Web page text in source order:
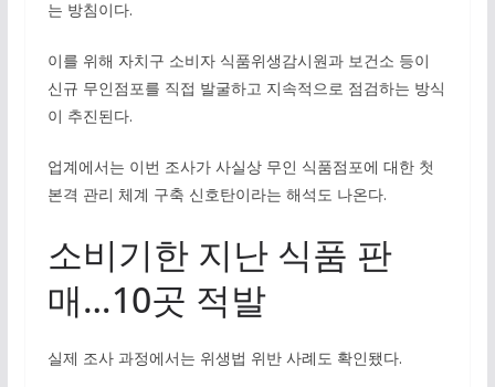
는 방침이다.
이를 위해 자치구 소비자 식품위생감시원과 보건소 등이
신규 무인점포를 직접 발굴하고 지속적으로 점검하는 방식
이 추진된다.
업계에서는 이번 조사가 사실상 무인 식품점포에 대한 첫
본격 관리 체계 구축 신호탄이라는 해석도 나온다.
소비기한 지난 식품 판
매…10곳 적발
실제 조사 과정에서는 위생법 위반 사례도 확인됐다.